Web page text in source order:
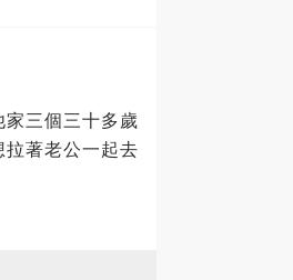
三個三十多歲
著老公一起去